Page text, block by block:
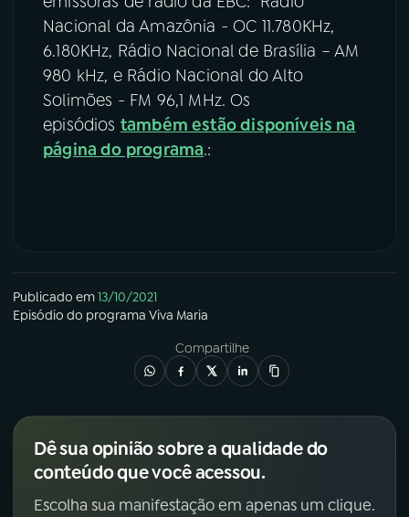
Nacional da Amazônia - OC 11.780KHz,
6.180KHz, Rádio Nacional de Brasília – AM
980 kHz, e Rádio Nacional do Alto
Solimões - FM 96,1 MHz. Os
episódios também estão disponíveis na
página do programa.:
Publicado em13/10/2021
Episódio do programa Viva Maria
Compartilhe
Dê sua opinião sobre a qualidade do
conteúdo que você acessou.
Escolha sua manifestação em apenas um clique.